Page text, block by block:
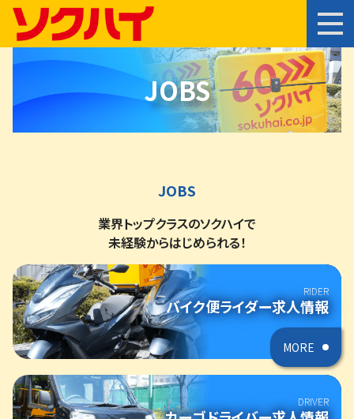
JOBS
JOBS
業界トップクラスのソクハイで
未経験からはじめられる！
RIDER
バイク便ライダー求人情報
MORE
DRIVER